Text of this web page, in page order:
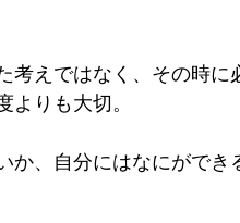
考えではなく、その時に
りも大切。
か、自分にはなにができ